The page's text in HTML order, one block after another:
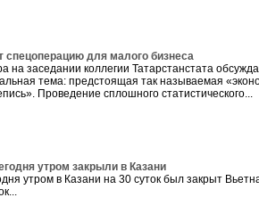
спецоперацию для малого бизнеса
на заседании коллегии Татарстанстата
тема: предстоящая так называемая
Проведение сплошного статистического...
утром закрыли в Казани
утром в Казани на 30 суток был закрыт